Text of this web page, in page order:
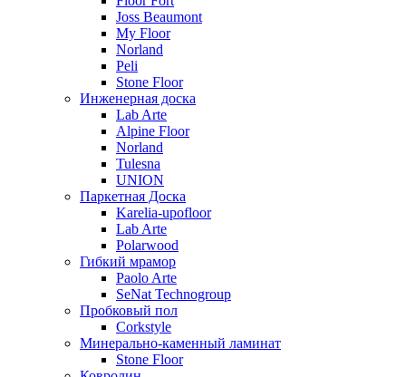
Joss Beaumont
My Floor
Norland
Peli
Stone Floor
Инженерная доска
Lab Arte
Alpine Floor
Norland
Tulesna
UNION
Паркетная Доска
Karelia-upofloor
Lab Arte
Polarwood
Гибкий мрамор
Paolo Arte
SeNat Technogroup
Пробковый пол
Corkstyle
Минерально-каменный ламинат
Stone Floor